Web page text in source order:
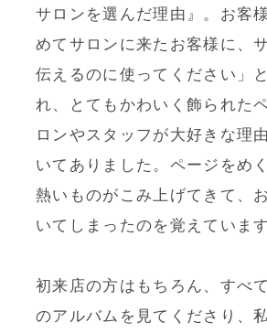
採用に関して
Salons
Contact
お問い合わせ
Action
行動計画
サロンを選んだ理由』。お客
めてサロンに来たお客様に、
伝えるのに使ってください」
れ、とてもかわいく飾られた
ロンやスタッフが大好きな理
いてありました。ページをめ
熱いものがこみ上げてきて、
いてしまったのを覚えています
初来店の方はもちろん、すべ
のアルバムを見てくださり、